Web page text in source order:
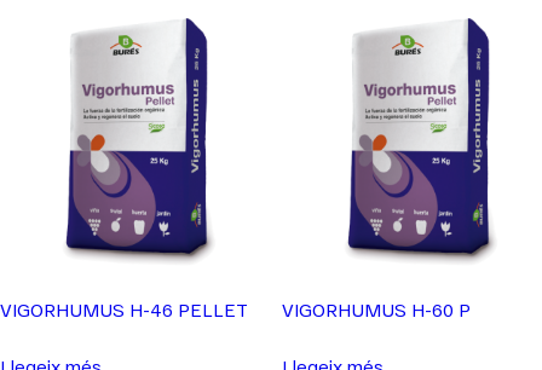
VIGORHUMUS H-46 PELLET VIGORHUMUS H-60 P